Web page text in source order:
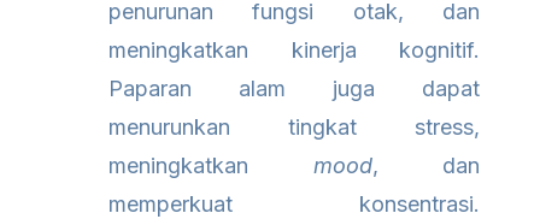
penurunan fungsi otak, dan
meningkatkan kinerja kognitif.
Paparan alam juga dapat
menurunkan tingkat stress,
meningkatkan mood, dan
memperkuat konsentrasi.